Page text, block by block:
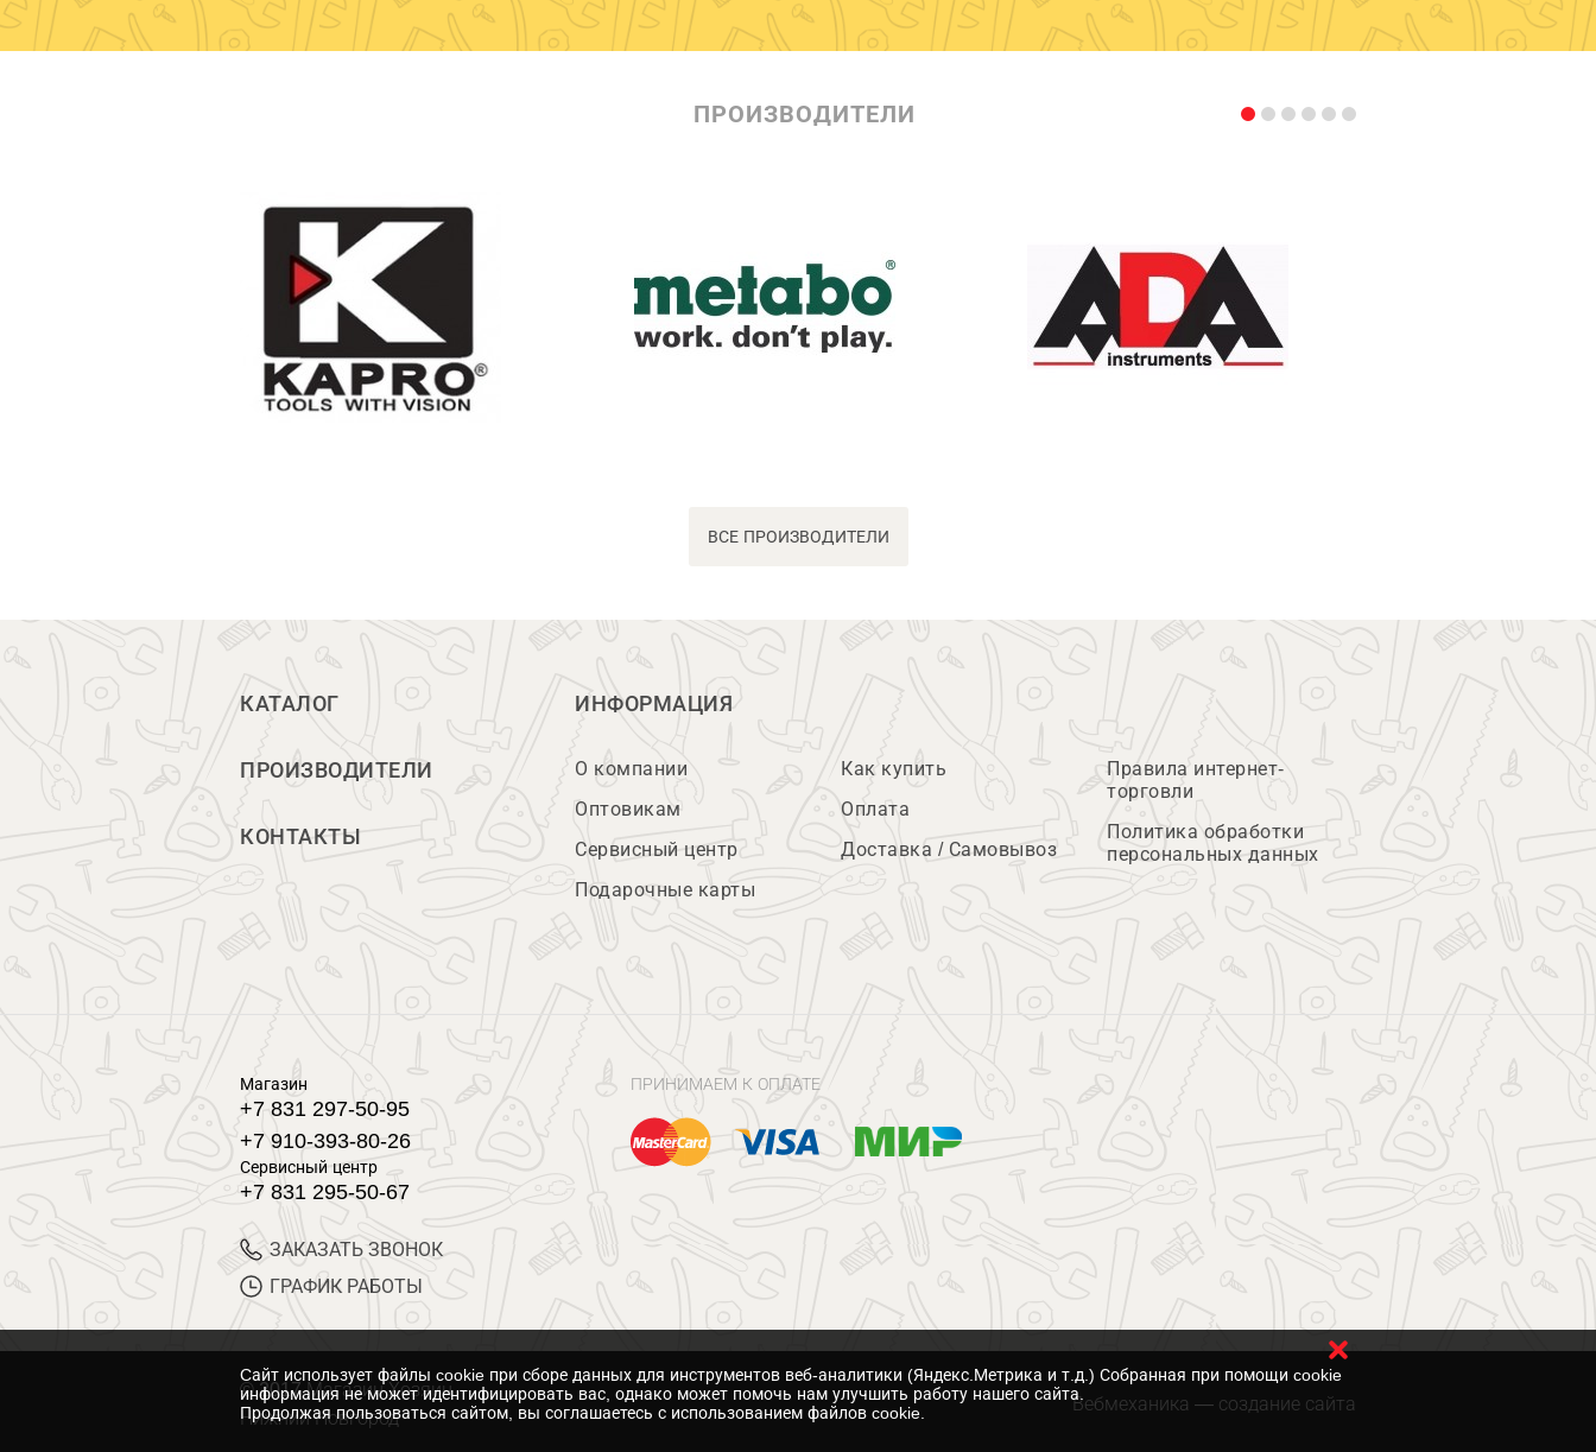
ПРОИЗВОДИТЕЛИ
ВСЕ ПРОИЗВОДИТЕЛИ
КАТАЛОГ
ПРОИЗВОДИТЕЛИ
КОНТАКТЫ
ИНФОРМАЦИЯ
О компании
Оптовикам
Сервисный центр
Подарочные карты
Как купить
Оплата
Доставка / Самовывоз
Правила интернет-
торговли
Политика обработки
персональных данных
Магазин
+7 831 297-50-95
+7 910-393-80-26
Сервисный центр
+7 831 295-50-67
ЗАКАЗАТЬ ЗВОНОК
ГРАФИК РАБОТЫ
ПРИНИМАЕМ К ОПЛАТЕ
© 2017 Магазин Хозяин
Нижний Новгород
Вебмеханика — создание сайта
Cайт использует файлы cookie при сборе данных для инструментов веб-аналитики (Яндекс.Метрика и т.д.) Собранная при помощи cookie
информация не может идентифицировать вас, однако может помочь нам улучшить работу нашего сайта.
Продолжая пользоваться сайтом, вы соглашаетесь с использованием файлов cookie.